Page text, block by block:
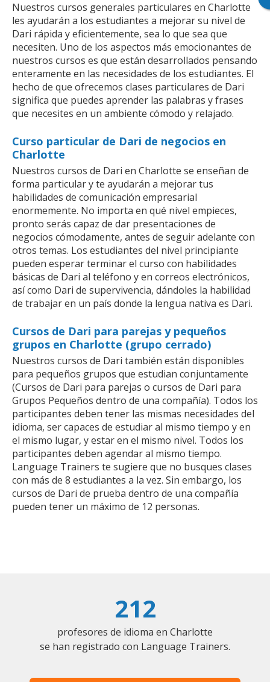
Nuestros cursos generales particulares en Charlotte
les ayudarán a los estudiantes a mejorar su nivel de
Dari rápida y eficientemente, sea lo que sea que
necesiten. Uno de los aspectos más emocionantes de
nuestros cursos es que están desarrollados pensando
enteramente en las necesidades de los estudiantes. El
hecho de que ofrecemos clases particulares de Dari
significa que puedes aprender las palabras y frases
que necesites en un ambiente cómodo y relajado.
Curso particular de Dari de negocios en
Charlotte
Nuestros cursos de Dari en Charlotte se enseñan de
forma particular y te ayudarán a mejorar tus
habilidades de comunicación empresarial
enormemente. No importa en qué nivel empieces,
pronto serás capaz de dar presentaciones de
negocios cómodamente, antes de seguir adelante con
otros temas. Los estudiantes del nivel principiante
pueden esperar terminar el curso con habilidades
básicas de Dari al teléfono y en correos electrónicos,
así como Dari de supervivencia, dándoles la habilidad
de trabajar en un país donde la lengua nativa es Dari.
Cursos de Dari para parejas y pequeños
grupos en Charlotte (grupo cerrado)
Nuestros cursos de Dari también están disponibles
para pequeños grupos que estudian conjuntamente
(Cursos de Dari para parejas o cursos de Dari para
Grupos Pequeños dentro de una compañía). Todos los
participantes deben tener las mismas necesidades del
idioma, ser capaces de estudiar al mismo tiempo y en
el mismo lugar, y estar en el mismo nivel. Todos los
participantes deben agendar al mismo tiempo.
Language Trainers te sugiere que no busques clases
con más de 8 estudiantes a la vez. Sin embargo, los
cursos de Dari de prueba dentro de una compañía
pueden tener un máximo de 12 personas.
212
profesores de idioma en Charlotte
se han registrado con Language Trainers.